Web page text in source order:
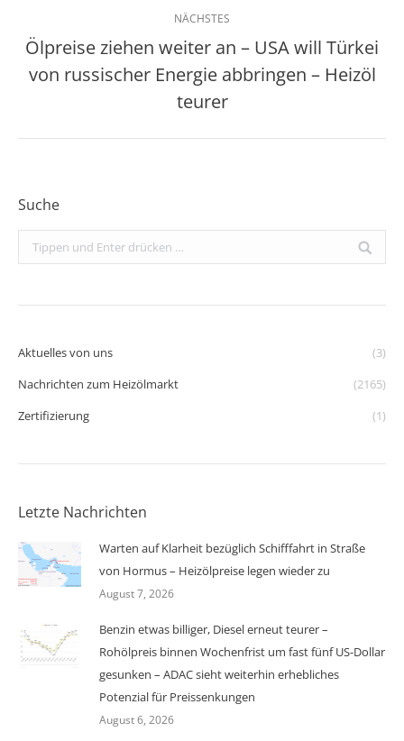
NÄCHSTES
Nächster
Beitrag:
Ölpreise ziehen weiter an – USA will Türkei
von russischer Energie abbringen – Heizöl
teurer
Suche
Search:
Aktuelles von uns
(3)
Nachrichten zum Heizölmarkt
(2165)
Zertifizierung
(1)
Letzte Nachrichten
Warten auf Klarheit bezüglich Schifffahrt in Straße
von Hormus – Heizölpreise legen wieder zu
August 7, 2026
Benzin etwas billiger, Diesel erneut teurer –
Rohölpreis binnen Wochenfrist um fast fünf US-Dollar
gesunken – ADAC sieht weiterhin erhebliches
Potenzial für Preissenkungen
August 6, 2026